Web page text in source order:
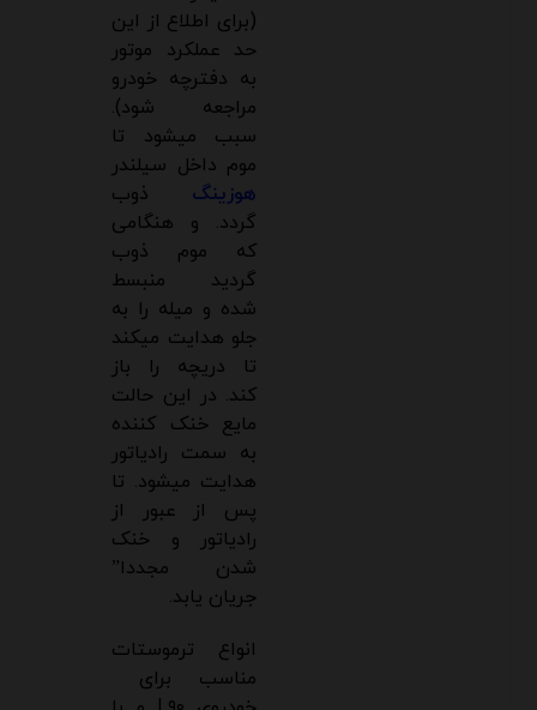
(برای اطلاع از این
حد عملکرد موتور
به دفترچه خودرو
مراجعه شود).
سبب میشود تا
موم داخل سیلندر
هوزینگ ذوب
گردد. و هنگامی
که موم ذوب
گردید منبسط
شده و میله را به
جلو هدایت میکند
تا دریچه را باز
کند. در این حالت
مایع خنک کننده
به سمت رادیاتور
هدایت میشود. تا
پس از عبور از
رادیاتور و خنک
شدن مجددا”
جریان یابد.
انواع ترموستات
مناسب برای